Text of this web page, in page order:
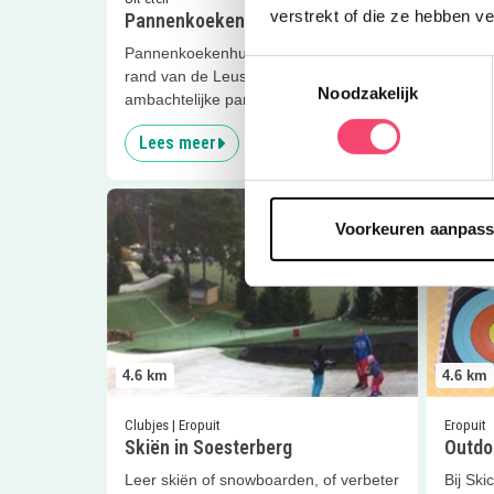
verstrekt of die ze hebben
Noodzakelijk
Voorkeuren
Pannenkoekenhuis Bergzicht
Pannenkoekenhuis Bergzicht: aan de
rand van de Leusderhei smullen van
ambachtelijke pannenkoeken!
Lees meer
Het
Geniet
het
4.6 km
Clubjes | Eropuit
Skiën in Soesterberg
Leer skiën of snowboarden, of verbeter
Lees meer Skiën in Soesterberg
4.6 km
Eropuit
Bij
Lees